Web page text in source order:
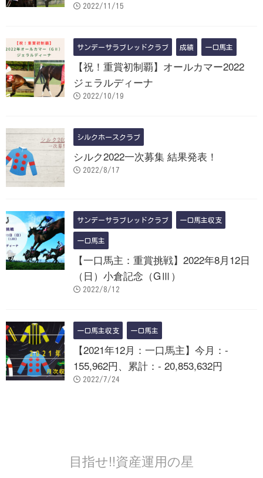
2022/11/15
サンデーサラブレッドクラブ 成績 一口馬主
【祝！重賞初制覇】オールカマー2022
ジェラルディーナ
2022/10/19
シルクホースクラブ
シルク2022一次募集 結果発表！
2022/8/17
サンデーサラブレッドクラブ 一口馬主収支
一口馬主
【一口馬主：重賞挑戦】2022年8月12日
（日）小倉記念（GⅢ）
2022/8/12
一口馬主収支 一口馬主
【2021年12月：一口馬主】今月：-
155,962円、累計：- 20,853,632円
2022/7/24
目指せ!!資産運用の星